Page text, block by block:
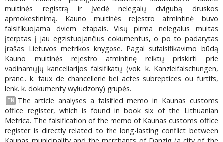
muitinės registrą ir įvedė nelegalų dvigubą druskos
apmokestinimą. Kauno muitinės rejestro atmintinė buvo
falsifikuojama dviem etapais. Visų pirma nelegalus muitas
įterptas į jau egzistuojančius dokumentus, o po to padarytas
įrašas Lietuvos metrikos knygose. Pagal sufalsifikavimo būdą
Kauno muitinės rejestro atmintinę reiktų priskirti prie
vadinamųjų kanceliarijos falsifikatų (vok. k. Kanzleifalschungen,
pranc.. k. faux de chancellerie bei actes subreptices ou furtifs,
lenk. k. dokumenty wyłudzony) grupės.
EN
The article analyses a falsified memo in Kaunas customs
office register, which is found in book six of the Lithuanian
Metrica. The falsification of the memo of Kaunas customs office
register is directly related to the long-lasting conflict between